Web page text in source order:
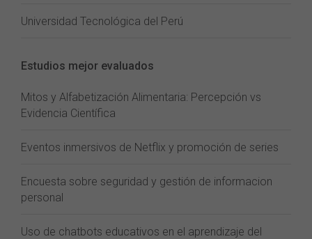
Universidad Tecnológica del Perú
Estudios mejor evaluados
Mitos y Alfabetización Alimentaria: Percepción vs
Evidencia Científica
Eventos inmersivos de Netflix y promoción de series
Encuesta sobre seguridad y gestión de informacion
personal
Uso de chatbots educativos en el aprendizaje del